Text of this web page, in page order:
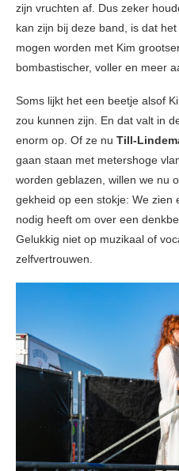
zijn vruchten af. Dus zeker
kan zijn bij deze band, is dat
mogen worden met Kim
bombastischer, voller en meer
Soms lijkt het een beetje alsof
zou kunnen zijn. En dat valt in
enorm op. Of ze nu Till-
gaan staan met metershoge
worden geblazen, willen we nu
gekheid op een stokje: We zien
nodig heeft om over een
Gelukkig niet op muzikaal of
zelfvertrouwen.